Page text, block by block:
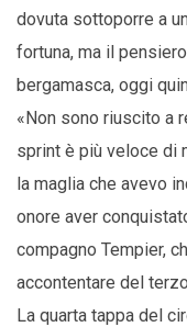
dovuta sottoporre a
fortuna, ma il
bergamasca, oggi
«Non sono riuscito a
sprint è più veloce di
la maglia che avevo
onore aver
compagno Tempier,
accontentare del
La quarta tappa del